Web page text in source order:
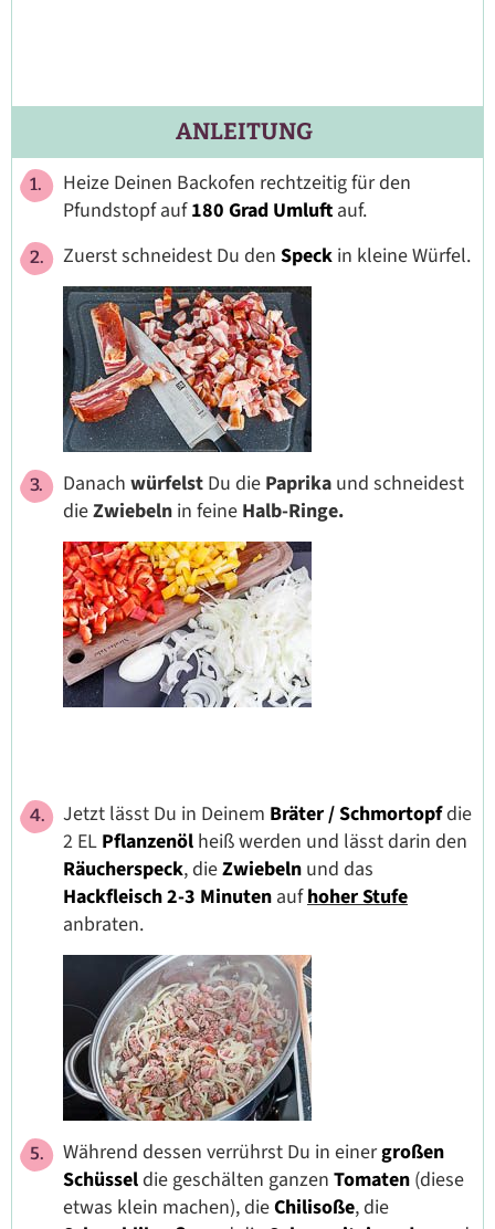
ANLEITUNG
Heize Deinen Backofen rechtzeitig für den
Pfundstopf auf180 Grad Umluft auf.
Zuerst schneidest Du den Speck in kleine Würfel.
Danach würfelst Du die Paprika und schneidest
dieZwiebeln in feine Halb-Ringe.
Jetzt lässt Du in Deinem Bräter / Schmortopfdie
2 EL Pflanzenöl heiß werden und lässt darin den
Räucherspeck, dieZwiebeln und das
Hackfleisch2-3 Minuten aufhoher Stufe
anbraten.
Während dessen verrührst Du in einergroßen
Schüsseldie geschälten ganzen Tomaten (diese
etwas klein machen), dieChilisoße, die